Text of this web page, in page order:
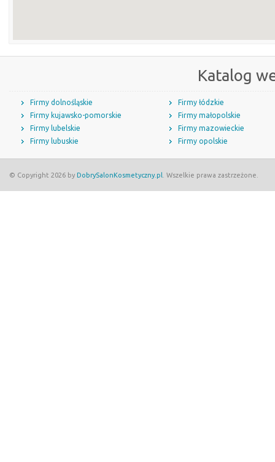
Katalog
Firmy dolnośląskie
Firmy kujawsko-pomorskie
Firmy lubelskie
Firmy lubuskie
Firmy łódzkie
Firmy małopolskie
Firmy mazowieckie
Firmy opolskie
© Copyright 2026 by DobrySalonKosmetyczny.pl . Wszelkie prawa zastrzeżone.